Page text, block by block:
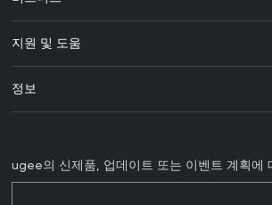
지원 및 도움
정보
ugee의 신제품, 업데이트 또는 이벤트 계획에